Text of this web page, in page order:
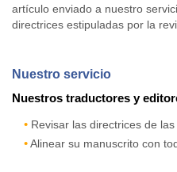
artículo enviado a nuestro
directrices estipuladas por la
Nuestro servicio
Nuestros traductores y
• Revisar las directrices de
•Alinear su manuscrito con